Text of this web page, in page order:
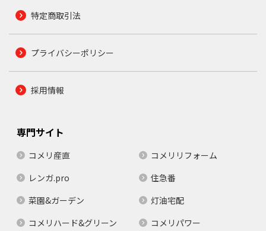
特定商取引法
プライバシーポリシー
採用情報
専門サイト
コメリ産直
コメリリフォーム
レンガ.pro
住急番
菜園&ガーデン
灯油宅配
コメリハード&グリーン
コメリパワー